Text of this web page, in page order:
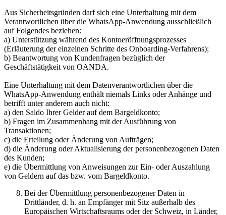
Aus Sicherheitsgründen darf sich eine Unterhaltung mit dem
Verantwortlichen über die WhatsApp-Anwendung ausschließlich
auf Folgendes beziehen:
a) Unterstützung während des Kontoeröffnungsprozesses
(Erläuterung der einzelnen Schritte des Onboarding-Verfahrens);
b) Beantwortung von Kundenfragen bezüglich der
Geschäftstätigkeit von OANDA.
Eine Unterhaltung mit dem Datenverantwortlichen über die
WhatsApp-Anwendung enthält niemals Links oder Anhänge und
betrifft unter anderem auch nicht:
a) den Saldo Ihrer Gelder auf dem Bargeldkonto;
b) Fragen im Zusammenhang mit der Ausführung von
Transaktionen;
c) die Erteilung oder Änderung von Aufträgen;
d) die Änderung oder Aktualisierung der personenbezogenen Daten
des Kunden;
e) die Übermittlung von Anweisungen zur Ein- oder Auszahlung
von Geldern auf das bzw. vom Bargeldkonto.
Bei der Übermittlung personenbezogener Daten in
Drittländer, d. h. an Empfänger mit Sitz außerhalb des
Europäischen Wirtschaftsraums oder der Schweiz, in Länder,